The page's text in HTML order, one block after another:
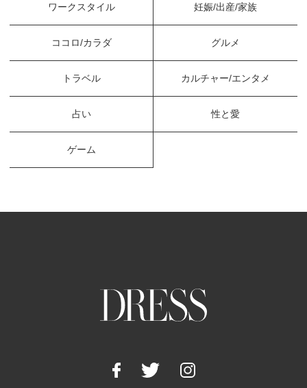
ワークスタイル 妊娠/出産/家族
ココロ/カラダ グルメ
トラベル カルチャー/エンタメ
占い 性と愛
ゲーム